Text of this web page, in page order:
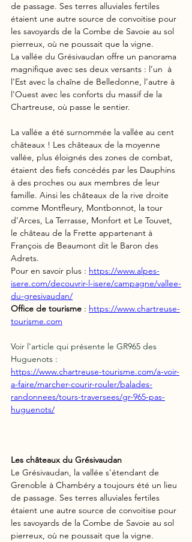
de passage. Ses terres alluviales fertiles
étaient une autre source de convoitise pour
les savoyards de la Combe de Savoie au sol
pierreux, où ne poussait que la vigne.
La vallée du Grésivaudan offre un panorama
magnifique avec ses deux versants : l’un  à
l’Est avec la chaîne de Belledonne, l’autre à
l’Ouest avec les conforts du massif de la
Chartreuse, où passe le sentier.
La vallée a été surnommée la vallée au cent
châteaux ! Les châteaux de la moyenne
vallée, plus éloignés des zones de combat,
étaient des fiefs concédés par les Dauphins
à des proches ou aux membres de leur
famille. Ainsi les châteaux de la rive droite
comme Montfleury, Montbonnot, la tour
d’Arces, La Terrasse, Monfort et Le Touvet,
le château de la Frette appartenant à
François de Beaumont dit le Baron des
Adrets.
Pour en savoir plus : https://www.alpes-
isere.com/decouvrir-l-isere/campagne/vallee-
du-gresivaudan/
Office de tourisme : https://www.chartreuse-
tourisme.com
Voir l'article qui présente le GR965 des
Huguenots :
https://www.chartreuse-tourisme.com/a-voir-
a-faire/marcher-courir-rouler/balades-
randonnees/tours-traversees/gr-965-pas-
huguenots/
Les châteaux du Grésivaudan
Le Grésivaudan, la vallée s'étendant de
Grenoble à Chambéry a toujours été un lieu
de passage. Ses terres alluviales fertiles
étaient une autre source de convoitise pour
les savoyards de la Combe de Savoie au sol
pierreux, où ne poussait que la vigne.